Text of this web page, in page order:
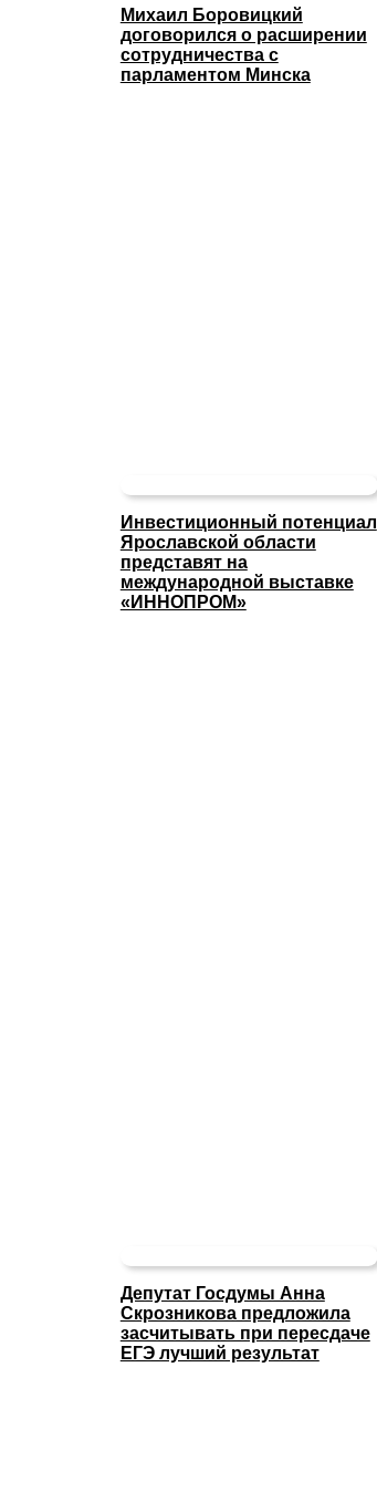
Михаил Боровицкий
договорился о расширении
сотрудничества с
парламентом Минска
Инвестиционный потенциал
Ярославской области
представят на
международной выставке
«ИННОПРОМ»
Депутат Госдумы Анна
Скрозникова предложила
засчитывать при пересдаче
ЕГЭ лучший результат